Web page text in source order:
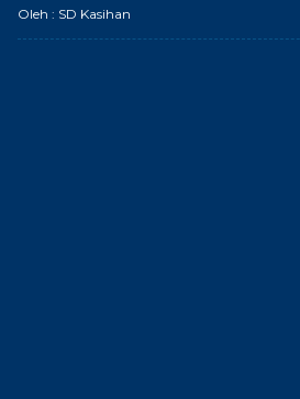
Oleh : SD Kasihan